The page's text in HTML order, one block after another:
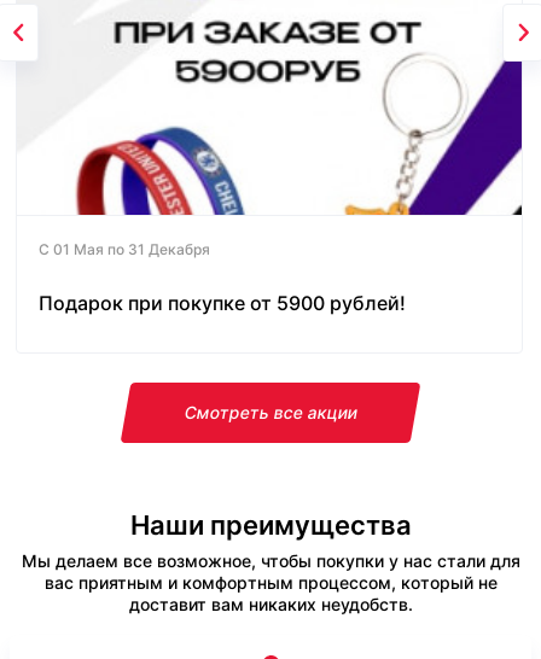
С 01 Мая по 31 Декабря
Подарок при покупке от 5900 рублей!
Смотреть все акции
Наши преимущества
Мы делаем все возможное, чтобы покупки у нас стали для
вас приятным и комфортным процессом, который не
доставит вам никаких неудобств.